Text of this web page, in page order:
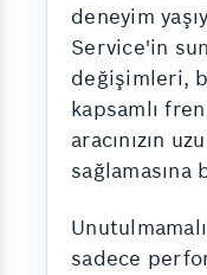
deneyim
Service'in
değişimleri,
kapsamlı
aracınızın
sağlamasına
sadece